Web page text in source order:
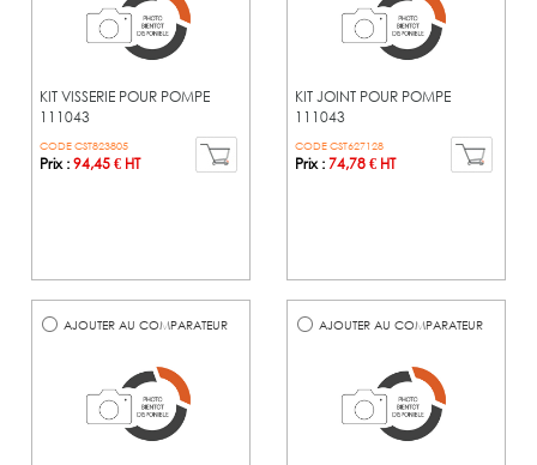
KIT VISSERIE POUR POMPE
111043
CODE CST823805
Prix :94,45 € HT
KIT JOINT POUR POMPE
111043
CODE CST627128
Prix :74,78 € HT
AJOUTER AU COMPARATEUR AJOUTER AU COMPARATEUR